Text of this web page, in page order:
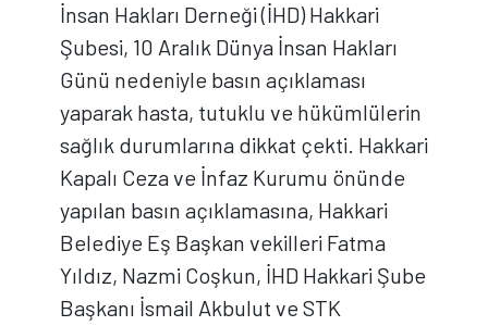
İnsan Hakları Derneği (İHD) Hakkari
Şubesi, 10 Aralık Dünya İnsan Hakları
Günü nedeniyle basın açıklaması
yaparak hasta, tutuklu ve hükümlülerin
sağlık durumlarına dikkat çekti. Hakkari
Kapalı Ceza ve İnfaz Kurumu önünde
yapılan basın açıklamasına, Hakkari
Belediye Eş Başkan vekilleri Fatma
Yıldız, Nazmi Coşkun, İHD Hakkari Şube
Başkanı İsmail Akbulut ve STK